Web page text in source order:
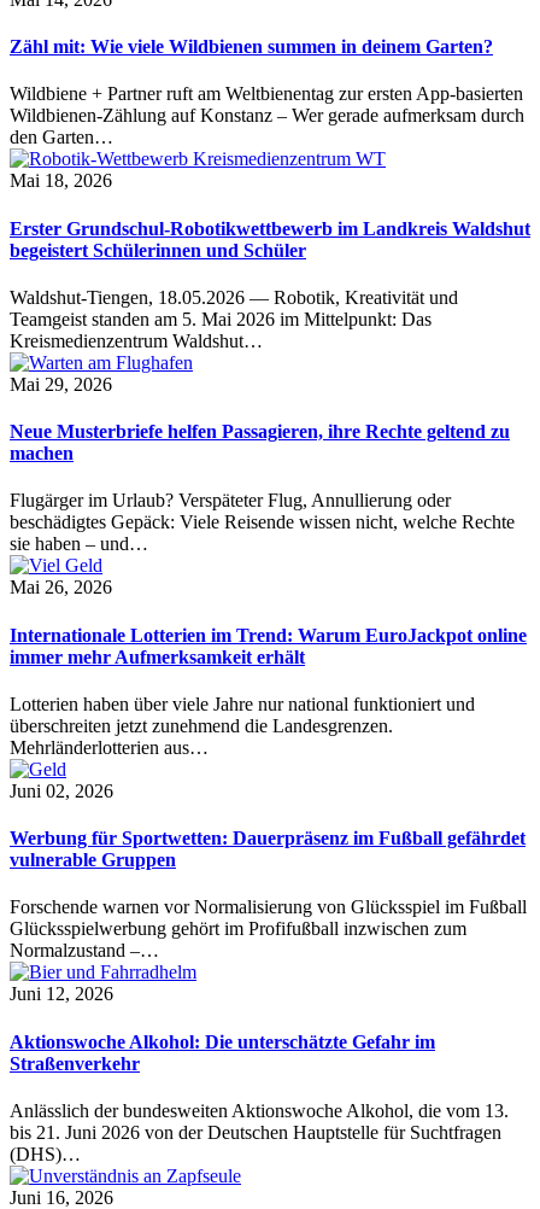
Zähl mit: Wie viele Wildbienen summen in deinem Garten?
Wildbiene + Partner ruft am Weltbienentag zur ersten App-basierten
Wildbienen-Zählung auf Konstanz – Wer gerade aufmerksam durch
den Garten…
Mai 18, 2026
Erster Grundschul-Robotikwettbewerb im Landkreis Waldshut
begeistert Schülerinnen und Schüler
Waldshut-Tiengen, 18.05.2026 — Robotik, Kreativität und
Teamgeist standen am 5. Mai 2026 im Mittelpunkt: Das
Kreismedienzentrum Waldshut…
Mai 29, 2026
Neue Musterbriefe helfen Passagieren, ihre Rechte geltend zu
machen
Flugärger im Urlaub? Verspäteter Flug, Annullierung oder
beschädigtes Gepäck: Viele Reisende wissen nicht, welche Rechte
sie haben – und…
Mai 26, 2026
Internationale Lotterien im Trend: Warum EuroJackpot online
immer mehr Aufmerksamkeit erhält
Lotterien haben über viele Jahre nur national funktioniert und
überschreiten jetzt zunehmend die Landesgrenzen.
Mehrländerlotterien aus…
Juni 02, 2026
Werbung für Sportwetten: Dauerpräsenz im Fußball gefährdet
vulnerable Gruppen
Forschende warnen vor Normalisierung von Glücksspiel im Fußball
Glücksspielwerbung gehört im Profifußball inzwischen zum
Normalzustand –…
Juni 12, 2026
Aktionswoche Alkohol: Die unterschätzte Gefahr im
Straßenverkehr
Anlässlich der bundesweiten Aktionswoche Alkohol, die vom 13.
bis 21. Juni 2026 von der Deutschen Hauptstelle für Suchtfragen
(DHS)…
Juni 16, 2026